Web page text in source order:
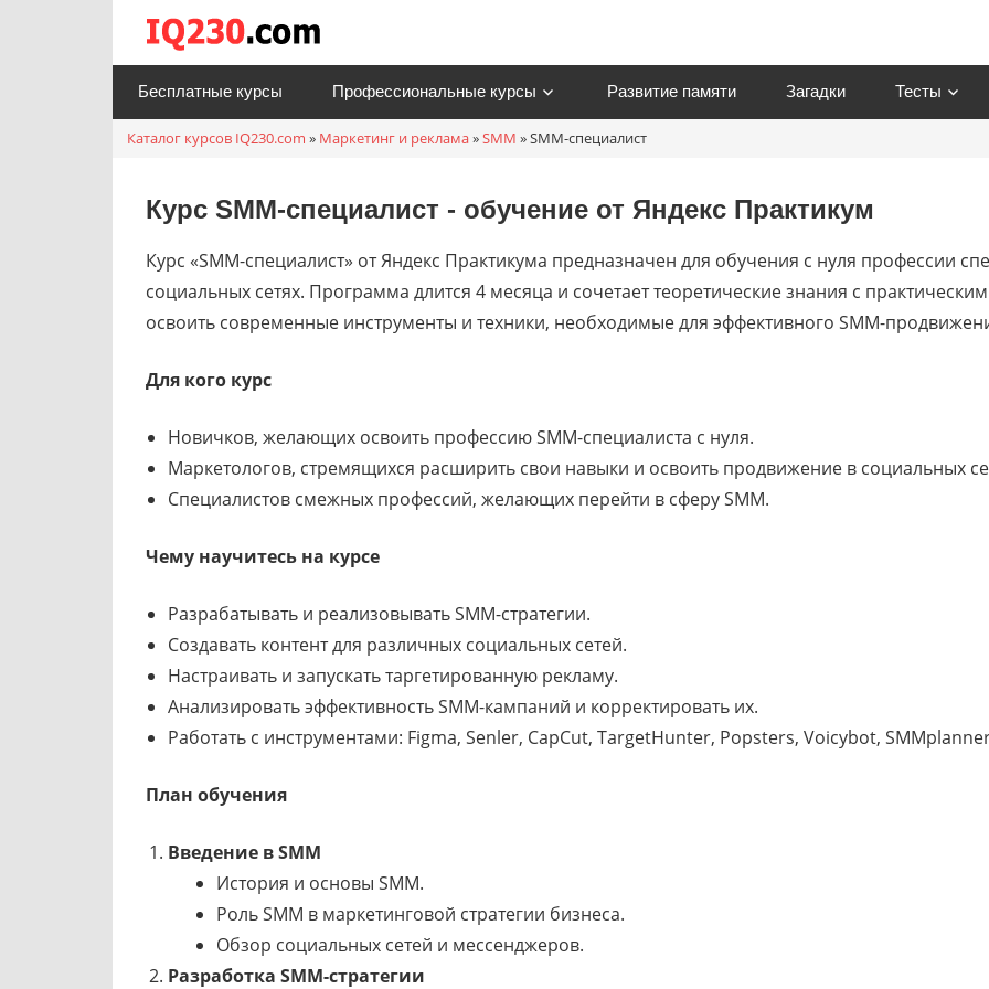
Перейти
содержимому
онлайн
курсов
Бесплатные курсы Профессиональные курсы Развитие памяти Загадки Тесты
Каталог курсов IQ230.com » Маркетинг и реклама»SMM »SMM-специалист
Курс SMM-специалист - обучение от Яндекс Практикум
Курс «SMM-специалист» от Яндекс Практикума предназначен для обучения с нуля профессии
социальных сетях. Программа длится 4 месяца и сочетает теоретические знания с
освоить современные инструменты и техники, необходимые для эффективного SMM-
Для кого курс
Новичков, желающих освоить профессию SMM-специалиста с нуля.
Маркетологов, стремящихся расширить свои навыки и освоить продвижение в социальных
Специалистов смежных профессий, желающих перейти в сферу SMM.
Чему научитесь на курсе
Разрабатывать и реализовывать SMM-стратегии.
Создавать контент для различных социальных сетей.
Настраивать и запускать таргетированную рекламу.
Анализировать эффективность SMM-кампаний и корректировать их.
Работать с инструментами: Figma, Senler, CapCut, TargetHunter, Popsters, Voicybot,
План обучения
Введение в SMM
История и основы SMM.
Роль SMM в маркетинговой стратегии бизнеса.
Обзор социальных сетей и мессенджеров.
Разработка SMM-стратегии